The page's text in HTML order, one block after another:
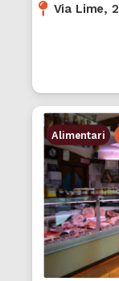
Via Lime, 2
Alimentari